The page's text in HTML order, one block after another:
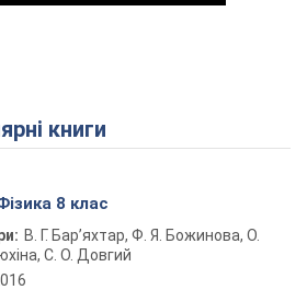
Play Video
книги
8 клас
В. Г. Бар’яхтар, Ф. Я. Божинова, О.
С. О. Довгий